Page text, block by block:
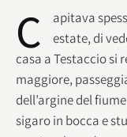
C
apitava
estate, di
casa a Testaccio si
maggiore,
dell’argine del
sigaro in bocca e